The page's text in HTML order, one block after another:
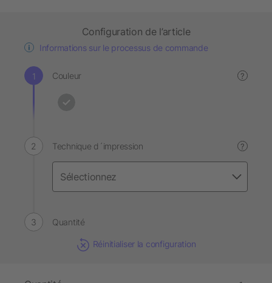
Configuration de l’article
Informations sur le processus de commande
Couleur ?
Technique d´impression ?
Quantité
Réinitialiser la configuration